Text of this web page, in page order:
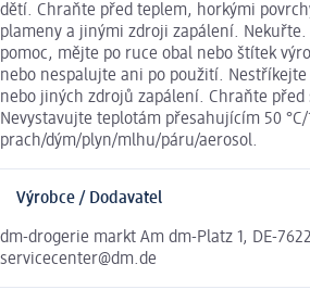
dětí. Chraňte před teplem, horkými
plameny a jinými zdroji zapálení.
pomoc, mějte po ruce obal nebo štítek
nebo nespalujte ani po použití.
nebo jiných zdrojů zapálení. Chraňte
Nevystavujte teplotám přesahujícím 50 °C/
prach/dým/plyn/mlhu/páru/aerosol.
Výrobce / Dodavatel
dm-drogerie markt Am dm-Platz 1, DE-
servicecenter@dm.de